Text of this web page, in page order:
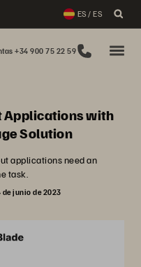
ES / ES
+34 900 75 22 59
Applications with
Solution
applications need an
task.
junio de 2023